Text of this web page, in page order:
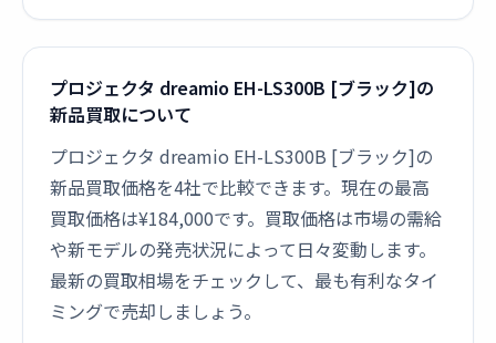
プロジェクタ dreamio EH-LS300B [ブラック]の
新品買取について
プロジェクタ dreamio EH-LS300B [ブラック]の
新品買取価格を4社で比較できます。現在の最高
買取価格は¥184,000です。買取価格は市場の需給
や新モデルの発売状況によって日々変動します。
最新の買取相場をチェックして、最も有利なタイ
ミングで売却しましょう。